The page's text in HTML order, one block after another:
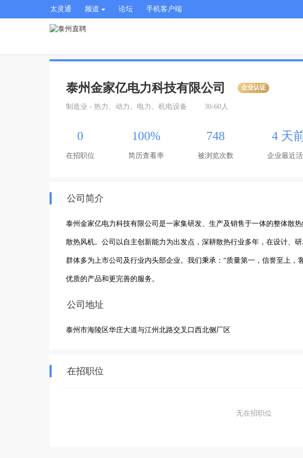
太灵通 频道 论坛 手机客户端
泰州金家亿电力科技有限公司 企业认证
制造业 - 热力、动力、电力、机电设备 30-60人
0
在招职位
100%
简历查看率
748
被浏览次数
4 天
企业最近
公司简介
泰州金家亿电力科技有限公司是一家集研发、生产及销售于一体的整体散
散热风机。公司以自主创新能力为出发点，深耕散热行业多年，在设计、
群体多为上市公司及行业内头部企业。我们秉承：“质量第一，信誉至上，
优质的产品和更完善的服务。
公司地址
泰州市海陵区华庄大道与江州北路交叉口西北侧厂区
在招职位
无在招职位